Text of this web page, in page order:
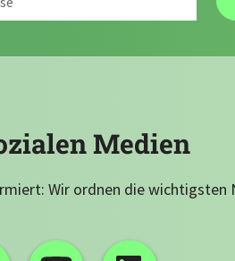
Medien
Wir ordnen die wichtigsten